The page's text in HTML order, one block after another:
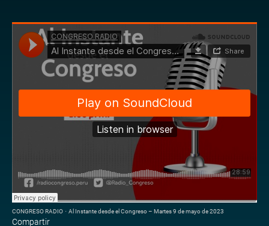
CONGRESO RADIO · Al Instante desde el Congreso – Martes 9 de mayo de 2023
Compartir